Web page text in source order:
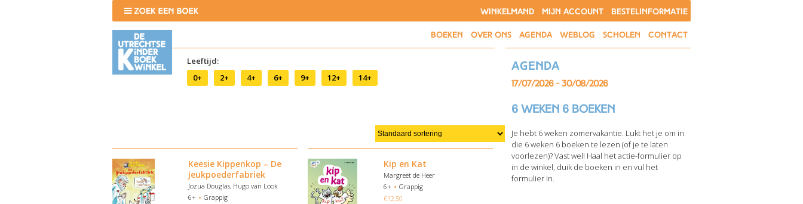
WINKELMAND MIJN ACCOUNT BESTELINFORMATIE
BOEKEN OVER ONS AGENDA WEBLOG SCHOLEN CONTACT
Leeftijd:
0+
2+ 4+ 6+ 9+ 12+ 14+
Keesie Kippenkop – De
jeukpoederfabriek
Jozua Douglas, Hugo van Look
6+
Grappig
Kip en Kat
Margreet de Heer
6+
Grappig
€12,50
Agenda
17/07/2026 - 30/08/2026
6 weken 6 boeken
Je hebt 6 weken zomervakantie. Lukt het je om in
die 6 weken 6 boeken te lezen (of je te laten
voorlezen)? Vast wel! Haal het actie-formulier op
in de winkel, duik de boeken in en vul het
formulier in.